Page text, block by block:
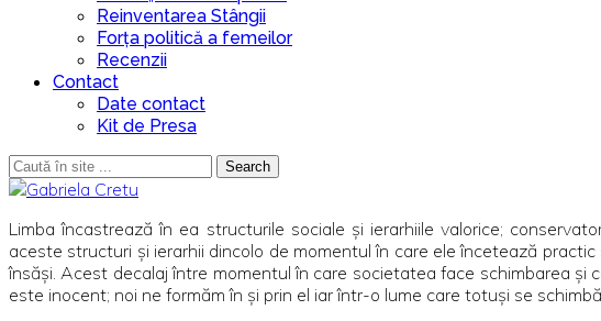
Reinventarea Stângii
Forța politică a femeilor
Recenzii
Contact
Date contact
Kit de Presa
Search
Limba încastrează în ea structurile sociale şi ierarhiile valorice;
aceste structuri şi ierarhii dincolo de momentul în care ele încetează
însăşi. Acest decalaj între momentul în care societatea face schimbarea
este inocent; noi ne formăm în şi prin el iar într-o lume care totuşi se